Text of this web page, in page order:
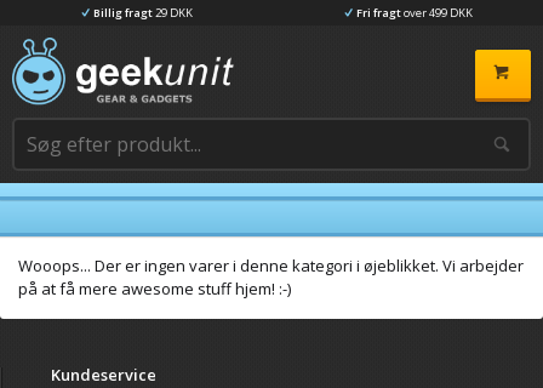
Billig fragt29 DKK Fri fragtover 499 DKK
Wooops... Der er ingen varer i denne kategori i øjeblikket. Vi arbejder
på at få mere awesome stuff hjem! :-)
Kundeservice